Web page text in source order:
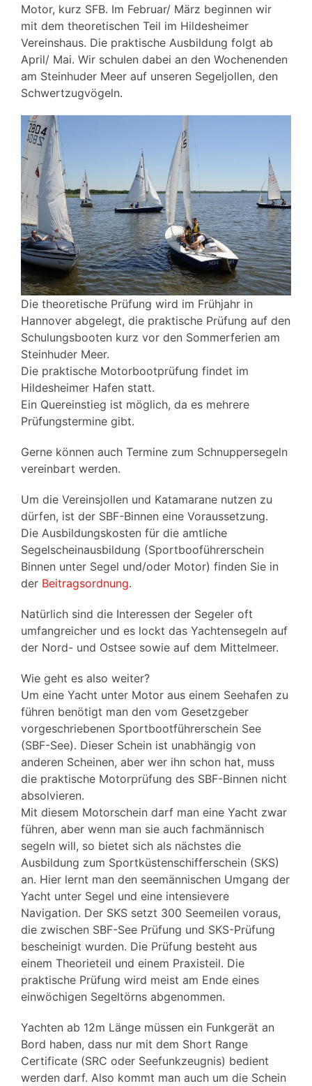
Motor, kurz SFB. Im Februar/ März beginnen wir
mit dem theoretischen Teil im Hildesheimer
Vereinshaus. Die praktische Ausbildung folgt ab
April/ Mai. Wir schulen dabei an den Wochenenden
am Steinhuder Meer auf unseren Segeljollen, den
Schwertzugvögeln.
Die theoretische Prüfung wird im Frühjahr in
Hannover abgelegt, die praktische Prüfung auf den
Schulungsbooten kurz vor den Sommerferien am
Steinhuder Meer.
Die praktische Motorbootprüfung findet im
Hildesheimer Hafen statt.
Ein Quereinstieg ist möglich, da es mehrere
Prüfungstermine gibt.
Gerne können auch Termine zum Schnuppersegeln
vereinbart werden.
Um die Vereinsjollen und Katamarane nutzen zu
dürfen, ist der SBF-Binnen eine Voraussetzung.
Die Ausbildungskosten für die amtliche
Segelscheinausbildung (Sportbooführerschein
Binnen unter Segel und/oder Motor) finden Sie in
der Beitragsordnung.
Natürlich sind die Interessen der Segeler oft
umfangreicher und es lockt das Yachtensegeln auf
der Nord- und Ostsee sowie auf dem Mittelmeer.
Wie geht es also weiter?
Um eine Yacht unter Motor aus einem Seehafen zu
führen benötigt man den vom Gesetzgeber
vorgeschriebenen Sportbootführerschein See
(SBF-See). Dieser Schein ist unabhängig von
anderen Scheinen, aber wer ihn schon hat, muss
die praktische Motorprüfung des SBF-Binnen nicht
absolvieren.
Mit diesem Motorschein darf man eine Yacht zwar
führen, aber wenn man sie auch fachmännisch
segeln will, so bietet sich als nächstes die
Ausbildung zum Sportküstenschifferschein (SKS)
an. Hier lernt man den seemännischen Umgang der
Yacht unter Segel und eine intensievere
Navigation. Der SKS setzt 300 Seemeilen voraus,
die zwischen SBF-See Prüfung und SKS-Prüfung
bescheinigt wurden. Die Prüfung besteht aus
einem Theorieteil und einem Praxisteil. Die
praktische Prüfung wird meist am Ende eines
einwöchigen Segeltörns abgenommen.
Yachten ab 12m Länge müssen ein Funkgerät an
Bord haben, dass nur mit dem Short Range
Certificate (SRC oder Seefunkzeugnis) bedient
werden darf. Also kommt man auch um die Schein